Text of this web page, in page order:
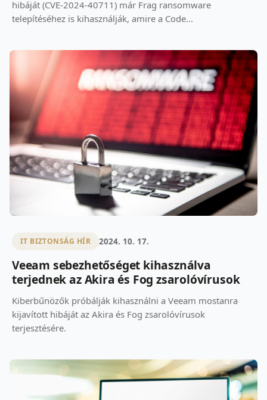
hibáját (CVE-2024-40711) már Frag ransomware
telepítéséhez is kihasználják, amire a Code...
IT BIZTONSÁG HÍR 2024. 10. 17.
Veeam sebezhetőséget kihasználva
terjednek az Akira és Fog zsarolóvírusok
Kiberbűnözők próbálják kihasználni a Veeam mostanra
kijavított hibáját az Akira és Fog zsarolóvírusok
terjesztésére.